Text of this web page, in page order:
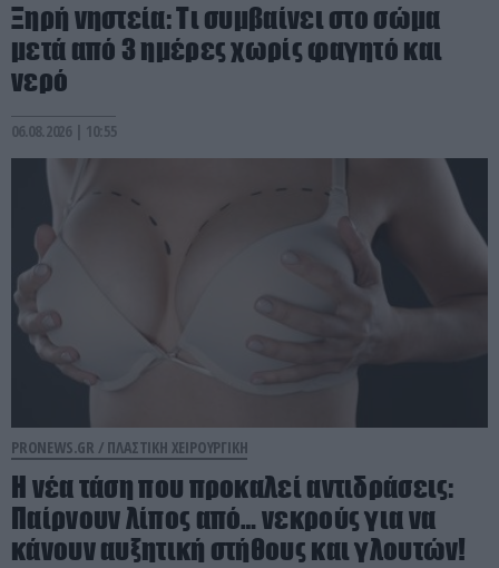
Ξηρή νηστεία: Τι συμβαίνει στο σώμα
μετά από 3 ημέρες χωρίς φαγητό και
νερό
06.08.2026 | 10:55
PRONEWS.GR / ΠΛΑΣΤΙΚΗ ΧΕΙΡΟΥΡΓΙΚΗ
Η νέα τάση που προκαλεί αντιδράσεις:
Παίρνουν λίπος από… νεκρούς για να
κάνουν αυξητική στήθους και γλουτών!